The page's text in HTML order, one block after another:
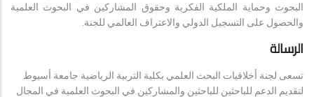
البحوث وحماية الملكية الفكرية وحقوق المشاركين في البحوث العلمية
والحصول على التسجيل الدولي والاعتراف العالمي للجنة.
الرسالة
تسعى لجنة أخلاقيات البحث العلمي بكلية التربية الرياضية جامعة أسيوط
لتقديم الدعم للباحثين للباحثين والمشاركين في البحوث العلمية في المجال